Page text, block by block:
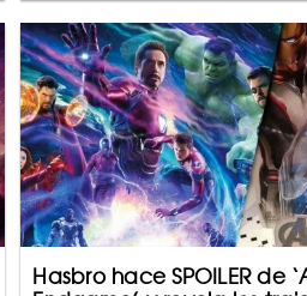
Hasbro hace SPOILER de